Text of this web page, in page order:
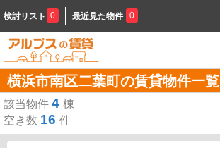
検討リスト 0 最近見た物件 0
横浜市南区二葉町の賃貸物件一覧
該当物件 4 棟
空き数 16 件